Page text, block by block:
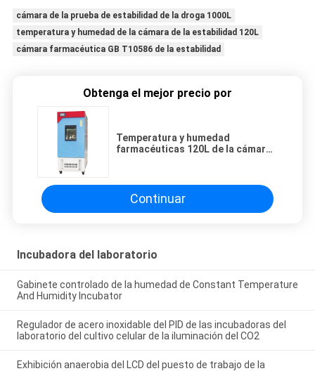
cámara de la prueba de estabilidad de la droga 1000L
temperatura y humedad de la cámara de la estabilidad 120L
cámara farmacéutica GB T10586 de la estabilidad
Obtenga el mejor precio por
Temperatura y humedad
farmacéuticas 120L de la cámara
Continuar
Incubadora del laboratorio
Gabinete controlado de la humedad de Constant Temperature
And Humidity Incubator
Regulador de acero inoxidable del PID de las incubadoras del
laboratorio del cultivo celular de la iluminación del CO2
Exhibición anaerobia del LCD del puesto de trabajo de la